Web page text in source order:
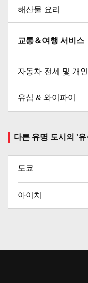
해산물 요리
교통＆여행 서비스
자동차 전세 및 개
유심 & 와이파이
다른 유명 도시의 '
도쿄
아이치